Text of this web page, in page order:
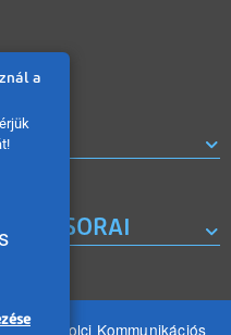
a
MŰSORAI
Miskolci Kommunikációs